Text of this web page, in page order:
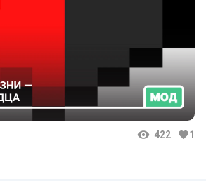
422 1